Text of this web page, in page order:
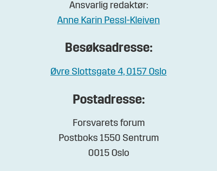
Ansvarlig redaktør:
Anne Karin Pessl-Kleiven
Besøksadresse:
Øvre Slottsgate 4, 0157 Oslo
Postadresse:
Forsvarets forum
Postboks 1550 Sentrum
0015 Oslo